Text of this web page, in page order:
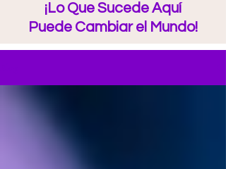
¡Lo Que Sucede Aquí
Puede Cambiar el Mundo!